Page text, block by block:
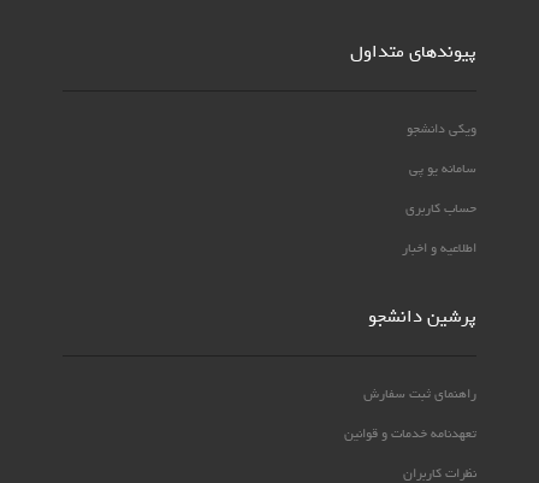
پیوندهای متداول
ویکی دانشجو
سامانه یو پی
حساب کاربری
اطلاعیه و اخبار
پرشین دانشجو
راهنمای ثبت سفارش
تعهدنامه خدمات و قوانین
نظرات کاربران